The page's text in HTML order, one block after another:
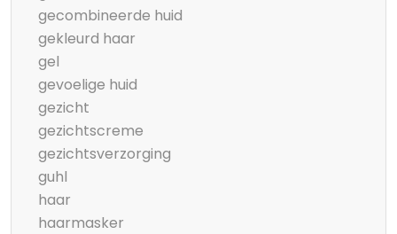
gecombineerde huid
gekleurd haar
gel
gevoelige huid
gezicht
gezichtscreme
gezichtsverzorging
guhl
haar
haarmasker